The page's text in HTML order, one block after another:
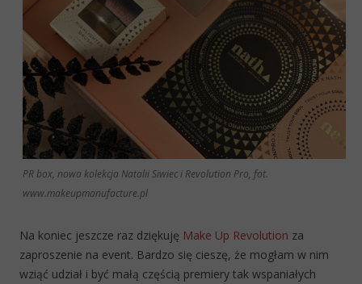
PR box, nowa kolekcja Natalii Siwiec i Revolution Pro, fot.
www.makeupmanufacture.pl
Na koniec jeszcze raz dziękuję Make Up Revolution za
zaproszenie na event. Bardzo się cieszę, że mogłam w nim
wziąć udział i być małą częścią premiery tak wspaniałych